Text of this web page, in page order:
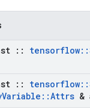
:: tensorflow::
:: tensorflow::
Variable ::Attrs &